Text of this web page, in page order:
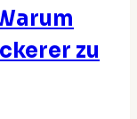
zu